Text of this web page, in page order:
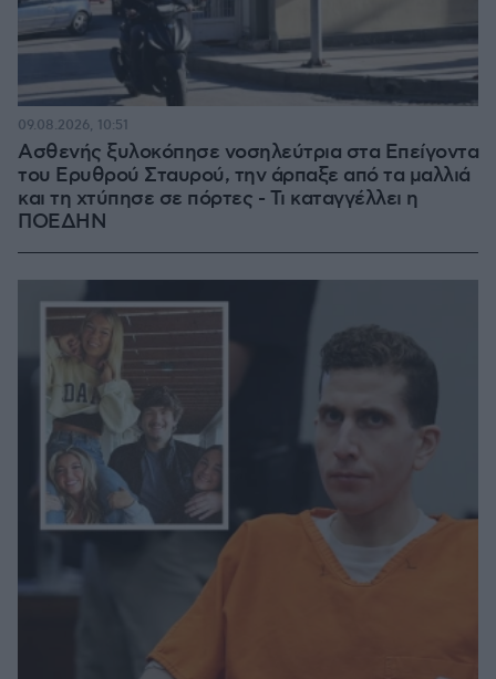
Ασθενής ξυλοκόπησε νοσηλεύτρια στα Επείγοντα
του Ερυθρού Σταυρού, την άρπαξε από τα μαλλιά
και τη χτύπησε σε πόρτες - Τι καταγγέλλει η
ΠΟΕΔΗΝ
09.08.2026, 10:51